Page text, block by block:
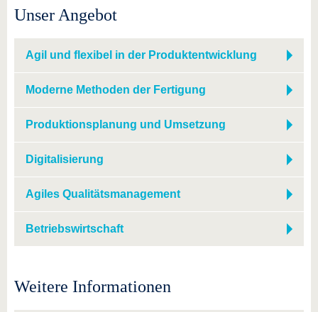
Unser Angebot
Agil und flexibel in der Produktentwicklung
Moderne Methoden der Fertigung
Produktionsplanung und Umsetzung
Digitalisierung
Agiles Qualitätsmanagement
Betriebswirtschaft
Weitere Informationen